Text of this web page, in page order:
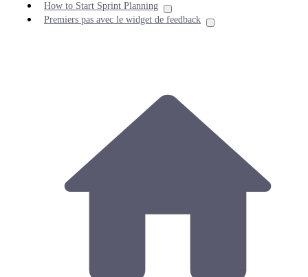
How to Start Sprint Planning
Premiers pas avec le widget de feedback